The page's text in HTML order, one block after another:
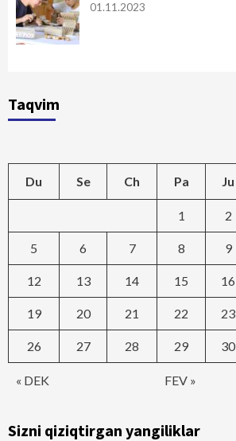
01.11.2023
Taqvim
Du Se Ch Pa Ju
« DEK FEV »
1 2
5 6 7 8 9
12 13 14 15 16
19 20 21 22 23
26 27 28 29 30
Sizni qiziqtirgan yangiliklar